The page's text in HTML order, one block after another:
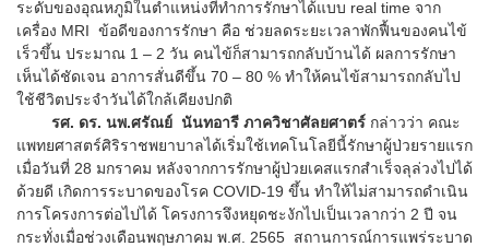
ระดับของอุณหภูมิในตำแหน่งที่ทำการรักษาได้แบบ real time จาก
เครื่อง MRI ข้อดีของการรักษา คือ ช่วยลดระยะเวลาพักฟื้นของคนไข้
เร็วขึ้น ประมาณ 1 – 2 วัน คนไข้ก็สามารถกลับบ้านได้ ผลการรักษา
เห็นได้ชัดเจน อาการสั่นดีขึ้น 70 – 80 % ทำให้คนไข้สามารถกลับไป
ใช้ชีวิตประจำวันได้ใกล้เคียงปกติ
รศ. ดร. นพ.ศรัณย์ นันทอารี ภาควิชาศัลยศาตร์ กล่าวว่า คณะ
แพทยศาสตร์ศิริราชพยาบาลได้เริ่มใช้เทคโนโลยีนี้รักษาผู้ป่วยรายแรก
เมื่อวันที่ 28 มกราคม หลังจากการรักษาผู้ป่วยเคสแรกสำเร็จลุล่วงไปได้
ด้วยดี เกิดการระบาดของโรค COVID-19 ขึ้น ทำให้ไม่สามารถดำเนิน
การโครงการต่อไปได้ โครงการจึงหยุดชะงักไปเป็นเวลากว่า 2 ปี จน
กระทั่งเมื่อช่วงเดือนพฤษภาคม พ.ศ. 2565 สถานการณ์การแพร่ระบาด